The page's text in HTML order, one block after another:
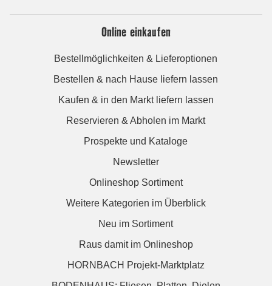
Online einkaufen
Bestellmöglichkeiten & Lieferoptionen
Bestellen & nach Hause liefern lassen
Kaufen & in den Markt liefern lassen
Reservieren & Abholen im Markt
Prospekte und Kataloge
Newsletter
Onlineshop Sortiment
Weitere Kategorien im Überblick
Neu im Sortiment
Raus damit im Onlineshop
HORNBACH Projekt-Marktplatz